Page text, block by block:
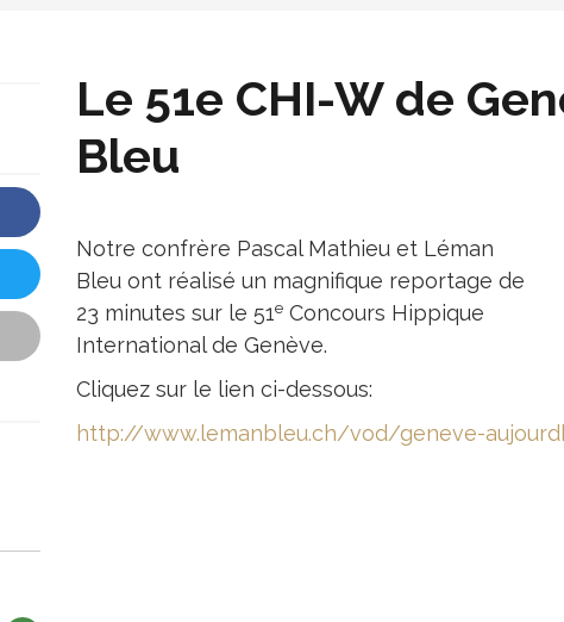
Le 51e CHI-W de
Bleu
Notre confrère Pascal Mathieu et Léman
Bleu ont réalisé un magnifique reportage de
23 minutes sur le 51eConcours Hippique
International de Genève.
Cliquez sur le lien ci-dessous:
http://www.lemanbleu.ch/vod/geneve-